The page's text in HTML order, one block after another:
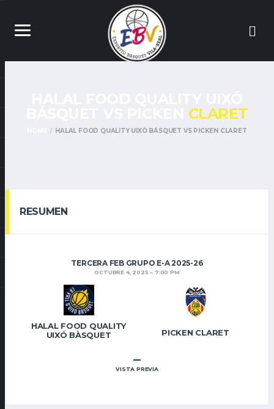
CLARET
HALAL FOOD QUALITY UIXÓ BÁSQUET VS PICKEN CLARET
RESUMEN
TERCERA FEB GRUPO E-A 2025-26
OCTUBRE 4, 2025 7:00 PM
HALAL FOOD QUALITY
UIXÓ BÀSQUET
PICKEN CLARET
–
VISTA PREVIA